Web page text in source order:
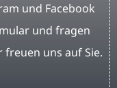
und Facebook
und fragen
freuen uns auf Sie.